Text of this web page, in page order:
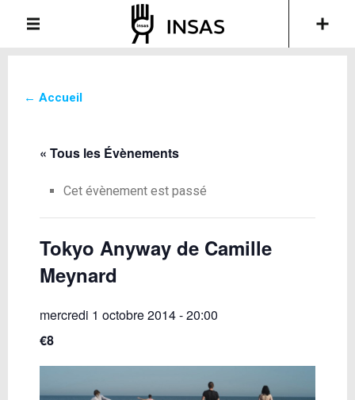
← Accueil
« Tous les Évènements
Cet évènement est passé
Tokyo Anyway de Camille
Meynard
mercredi 1 octobre 2014 - 20:00
€8